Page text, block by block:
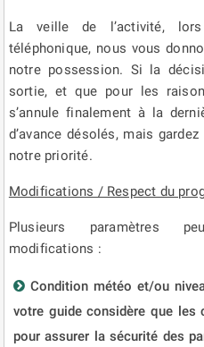
La veille de l’activité,
téléphonique, nous vous
notre possession. Si la
sortie, et que pour les
s’annule finalement à la
d’avance désolés, mais
notre priorité.
Modifications / Respect du
Plusieurs paramètres
modifications :
Condition météo et/ou
votre guide considère que les
pour assurer la sécurité des